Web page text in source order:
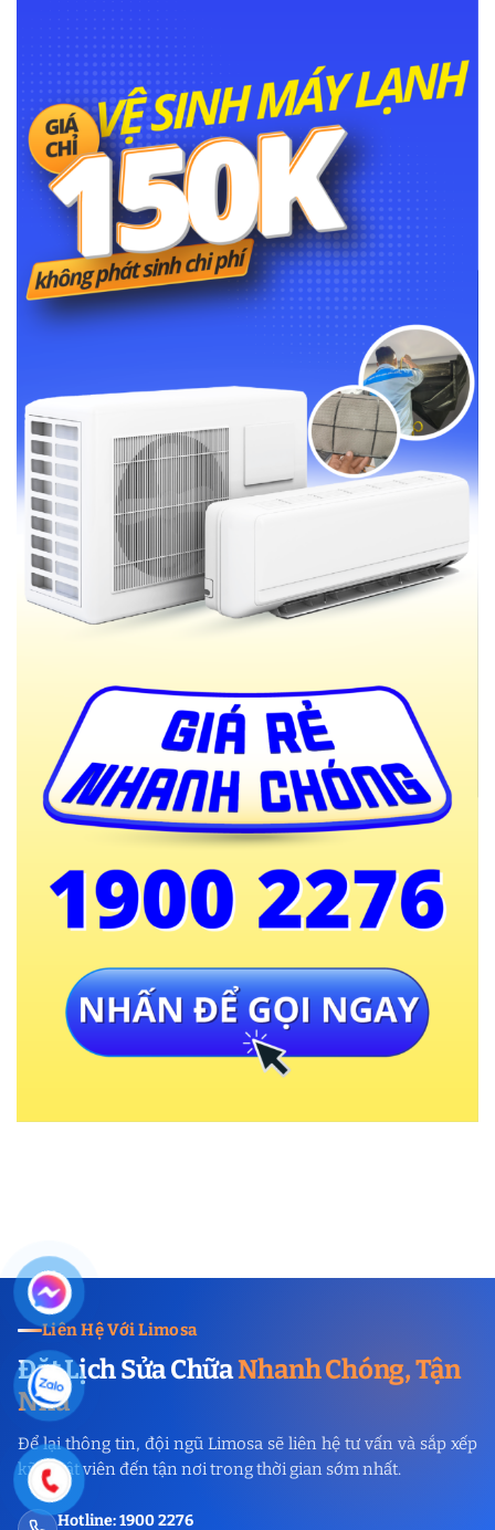
Liên Hệ Với Limosa
Đặt Lịch Sửa ChữaNhanh Chóng, Tận
Nhà
Để lại thông tin, đội ngũ Limosa sẽ liên hệ tư vấn và sắp xếp
kỹ thuật viên đến tận nơi trong thời gian sớm nhất.
Hotline: 1900 2276